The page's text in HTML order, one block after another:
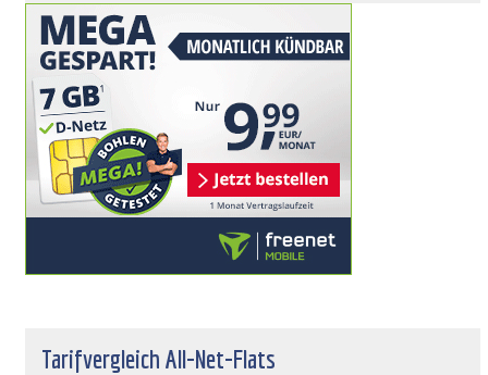
Tarifvergleich All-Net-Flats